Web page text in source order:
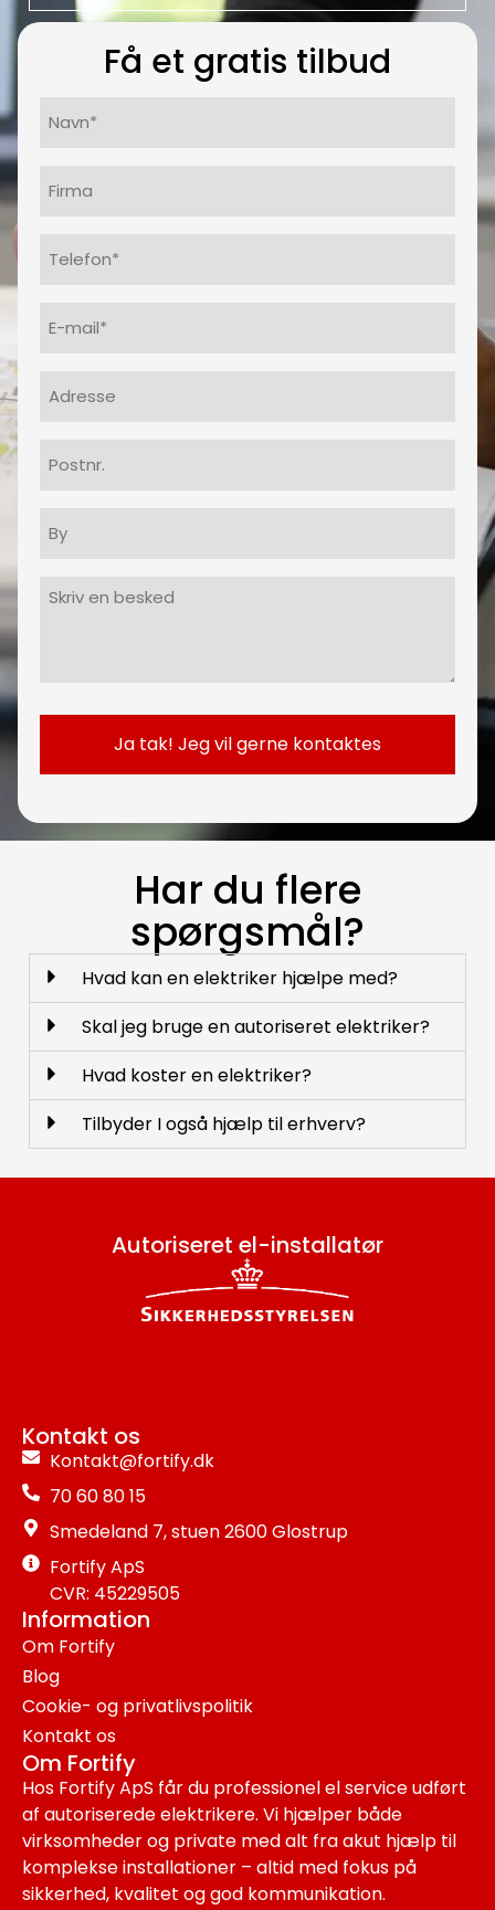
Få et gratis tilbud
(Påkrævet)
(Påkrævet)
mail
(Påkrævet)
Har du flere
spørgsmål?
Hvad kan en elektriker hjælpe med?
Skal jeg bruge en autoriseret elektriker?
Hvad koster en elektriker?
Tilbyder I også hjælp til erhverv?
Autoriseret el-installatør
Kontakt os
Kontakt@fortify.dk
70 60 80 15
Smedeland 7, stuen 2600 Glostrup
Fortify ApS
CVR: 45229505
Information
Om Fortify
Blog
Cookie- og privatlivspolitik
Kontakt os
Om Fortify
Hos Fortify ApS får du professionel el service udført
af autoriserede elektrikere. Vi hjælper både
virksomheder og private med alt fra akut hjælp til
komplekse installationer – altid med fokus på
sikkerhed, kvalitet og god kommunikation.